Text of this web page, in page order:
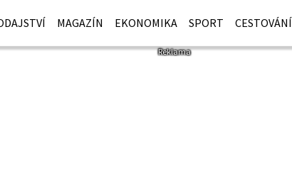
MAGAZÍN EKONOMIKA SPORT CESTOVÁNÍ